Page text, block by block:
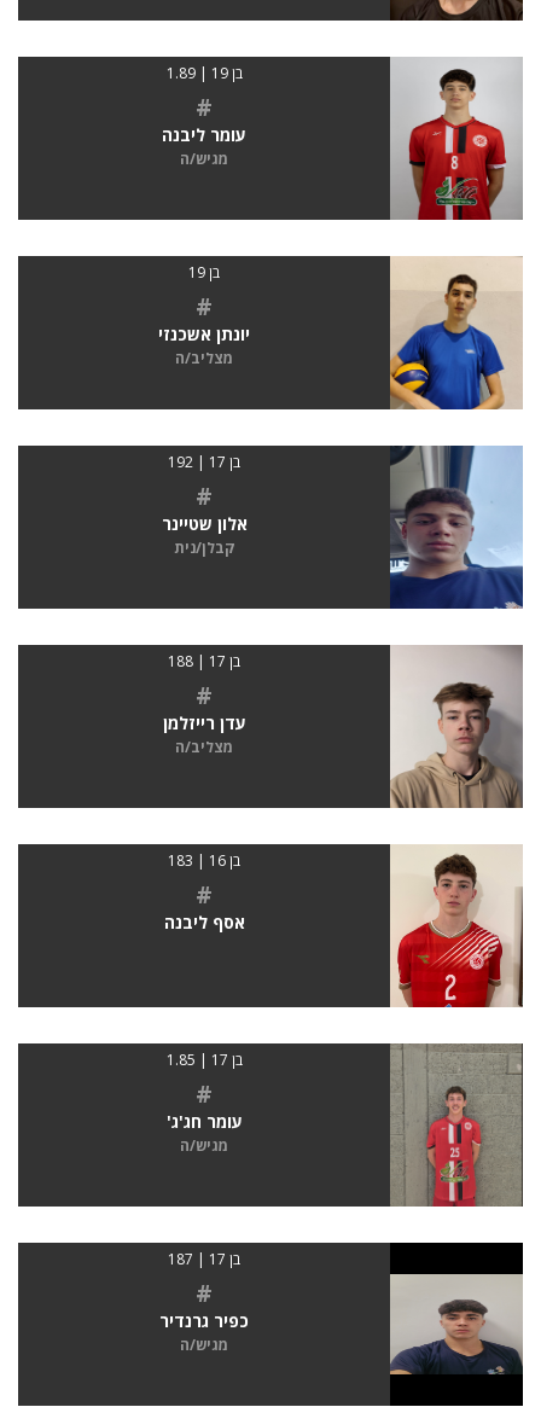
בן 19 | 1.89
#
עומר ליבנה
מגיש/ה
בן 19
#
יונתן אשכנזי
מצליב/ה
בן 17 | 192
#
אלון שטיינר
קבלן/נית
בן 17 | 188
#
עדן רייזלמן
מצליב/ה
בן 16 | 183
#
אסף ליבנה
בן 17 | 1.85
#
עומר חג'ג'
מגיש/ה
בן 17 | 187
#
כפיר גרנדיר
מגיש/ה